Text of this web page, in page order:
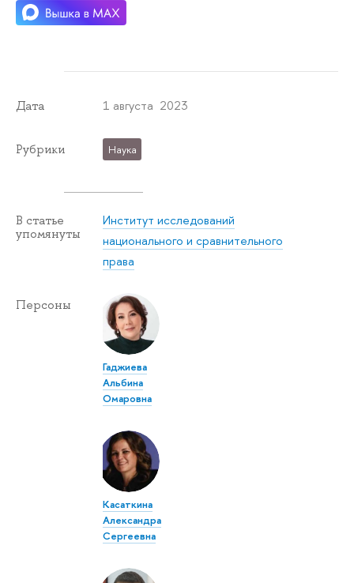
Дата 1 августа 2023
Рубрики Наука
В статье
упомянуты
Институт исследований
национального и сравнительного
права
Персоны
Гаджиева
Альбина
Омаровна
Касаткина
Александра
Сергеевна